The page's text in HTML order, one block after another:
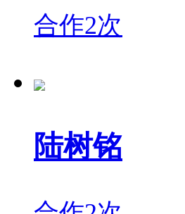
合作2次
陆树铭